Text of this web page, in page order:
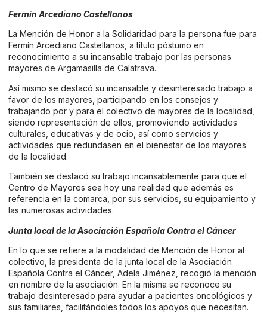
Fermín Arcediano Castellanos
La Mención de Honor a la Solidaridad para la persona fue para
Fermín Arcediano Castellanos, a título póstumo en
reconocimiento a su incansable trabajo por las personas
mayores de Argamasilla de Calatrava.
Así mismo se destacó su incansable y desinteresado trabajo a
favor de los mayores, participando en los consejos y
trabajando por y para el colectivo de mayores de la localidad,
siendo representación de ellos, promoviendo actividades
culturales, educativas y de ocio, así como servicios y
actividades que redundasen en el bienestar de los mayores
de la localidad.
También se destacó su trabajo incansablemente para que el
Centro de Mayores sea hoy una realidad que además es
referencia en la comarca, por sus servicios, su equipamiento y
las numerosas actividades.
Junta local de la Asociación Española Contra el Cáncer
En lo que se refiere a la modalidad de Mención de Honor al
colectivo, la presidenta de la junta local de la Asociación
Española Contra el Cáncer, Adela Jiménez, recogió la mención
en nombre de la asociación. En la misma se reconoce su
trabajo desinteresado para ayudar a pacientes oncológicos y
sus familiares, facilitándoles todos los apoyos que necesitan.